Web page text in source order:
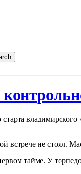
старта
встрече не стоял.
тайме. У